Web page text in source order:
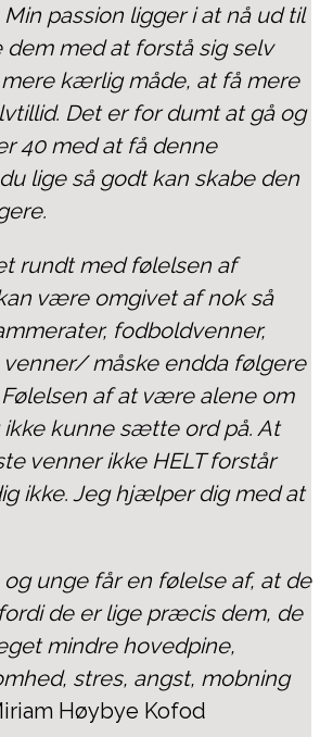
passion ligger i at nå ud til
med at forstå sig selv
kærlig måde, at få mere
Det er for dumt at gå og
40 med at få denne
lige så godt kan skabe den
rundt med følelsen af
være omgivet af nok så
fodboldvenner,
måske endda følgere
Følelsen af at være alene om
kunne sætte ord på. At
venner ikke HELT forstår
ikke. Jeg hjælper dig med at
unge får en følelse af, at de
de er lige præcis dem, de
mindre hovedpine,
stres, angst, mobning
Høybye Kofod